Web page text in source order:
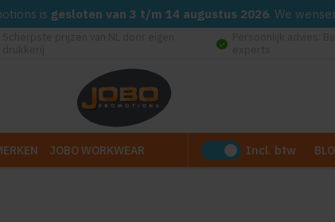
is gesloten van 3 t/m 14 augustus 2026. We
check_circle
JOBO WORKWEAR Incl. btw